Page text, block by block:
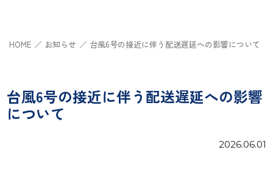
HOME お知らせ 台風6号の接近に伴う配送遅延への影響について
台風6号の接近に伴う配送遅延への影響
について
2026.06.01